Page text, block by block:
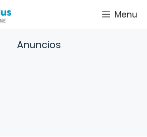
Menu
Anuncios